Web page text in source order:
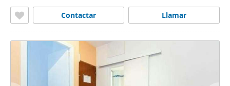
Llamar
Contactar